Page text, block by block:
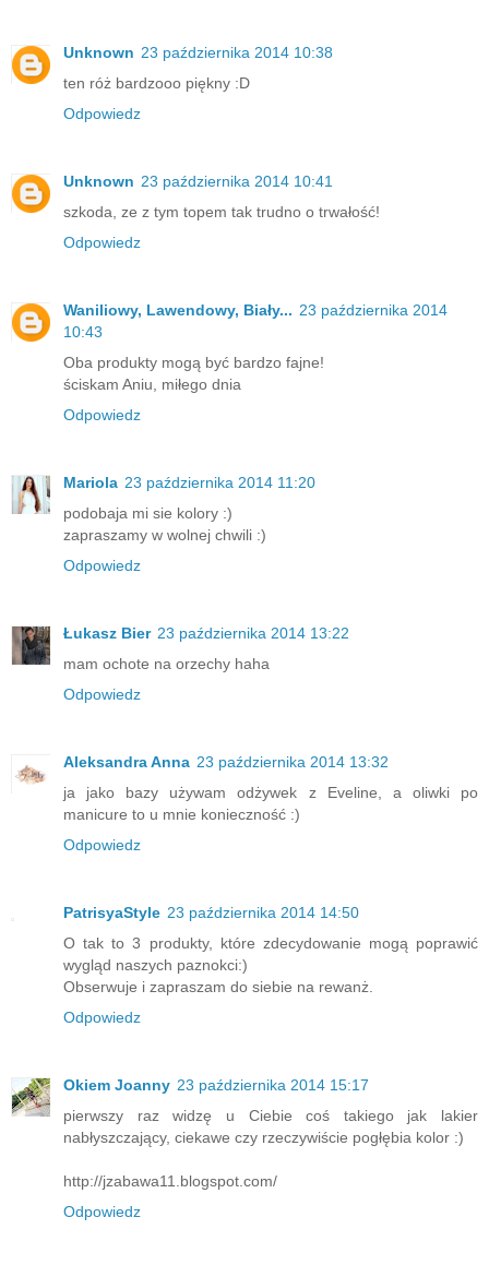
Unknown 23 października 2014 10:38
ten róż bardzooo piękny :D
Odpowiedz
Unknown 23 października 2014 10:41
szkoda, ze z tym topem tak trudno o trwałość!
Odpowiedz
Waniliowy, Lawendowy, Biały... 23 października 2014
10:43
Oba produkty mogą być bardzo fajne!
ściskam Aniu, miłego dnia
Odpowiedz
Mariola 23 października 2014 11:20
podobaja mi sie kolory :)
zapraszamy w wolnej chwili :)
Odpowiedz
Łukasz Bier 23 października 2014 13:22
mam ochote na orzechy haha
Odpowiedz
Aleksandra Anna 23 października 2014 13:32
ja jako bazy używam odżywek z Eveline, a oliwki po
manicure to u mnie konieczność :)
Odpowiedz
PatrisyaStyle 23 października 2014 14:50
O tak to 3 produkty, które zdecydowanie mogą poprawić
wygląd naszych paznokci:)
Obserwuje i zapraszam do siebie na rewanż.
Odpowiedz
Okiem Joanny 23 października 2014 15:17
pierwszy raz widzę u Ciebie coś takiego jak lakier
nabłyszczający, ciekawe czy rzeczywiście pogłębia kolor :)
http://jzabawa11.blogspot.com/
Odpowiedz